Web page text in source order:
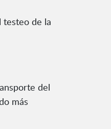
testeo de la
del
más